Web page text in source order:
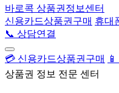
바로콕 상품권정보센터
신용카드상품권구매 휴대
📞 상담연결
💳 신용카드상품권구매
상품권 정보 전문 센터